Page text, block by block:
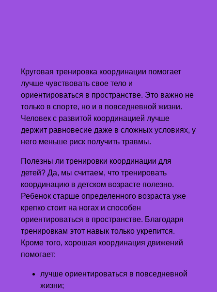
Круговая тренировка координации помогает
лучше чувствовать свое тело и
ориентироваться в пространстве. Это важно не
только в спорте, но и в повседневной жизни.
Человек с развитой координацией лучше
держит равновесие даже в сложных условиях, у
него меньше риск получить травмы.
Полезны ли тренировки координации для
детей? Да, мы считаем, что тренировать
координацию в детском возрасте полезно.
Ребенок старше определенного возраста уже
крепко стоит на ногах и способен
ориентироваться в пространстве. Благодаря
тренировкам этот навык только укрепится.
Кроме того, хорошая координация движений
помогает:
лучше ориентироваться в повседневной
жизни;